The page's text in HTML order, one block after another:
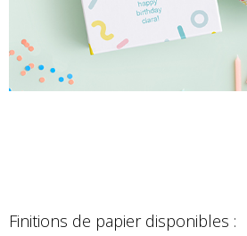
Finitions de papier disponibles :